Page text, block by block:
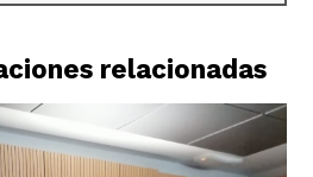
relacionadas